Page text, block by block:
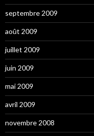
septembre 2009
août 2009
juillet 2009
juin 2009
mai 2009
avril 2009
novembre 2008